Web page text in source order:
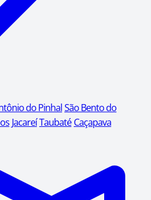
do PinhalSão Bento do
JacareíTaubaté Caçapava